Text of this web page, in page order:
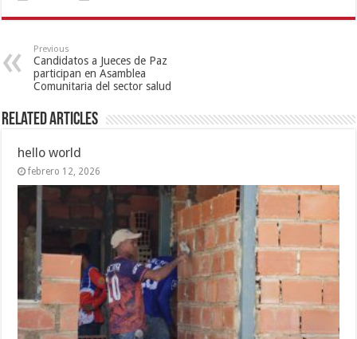
Previous
Candidatos a Jueces de Paz
participan en Asamblea
Comunitaria del sector salud
Related Articles
hello world
febrero 12, 2026